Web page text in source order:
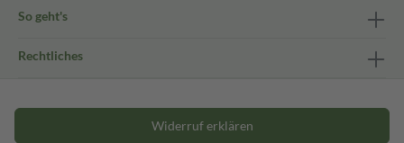
So geht's
Rechtliches
Widerruf erklären